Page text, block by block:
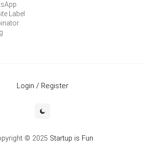
Label
Login / Register
© 2025 Startup is Fun